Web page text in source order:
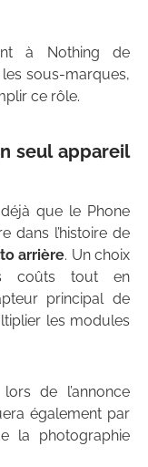
à Nothing de
sous-marques,
ce rôle.
seul appareil
que le Phone
dans l’histoire de
arrière. Un choix
coûts tout en
principal de
les modules
de l’annonce
également par
la photographie